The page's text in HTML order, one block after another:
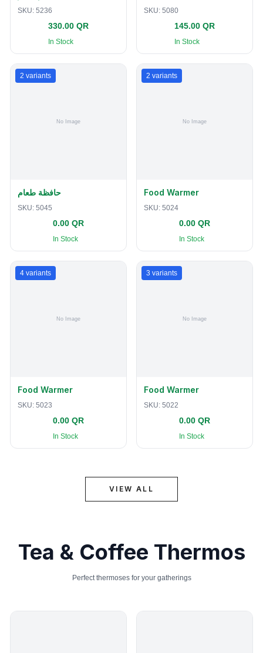
SKU: 5236
330.00 QR
In Stock
SKU: 5080
145.00 QR
In Stock
2 variants
حافظة طعام
SKU: 5045
0.00 QR
In Stock
2 variants
Food Warmer
SKU: 5024
0.00 QR
In Stock
4 variants
Food Warmer
SKU: 5023
0.00 QR
In Stock
3 variants
Food Warmer
SKU: 5022
0.00 QR
In Stock
VIEW ALL
Tea & Coffee Thermos
Perfect thermoses for your gatherings